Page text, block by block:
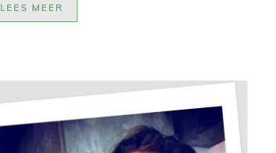
LEES MEER